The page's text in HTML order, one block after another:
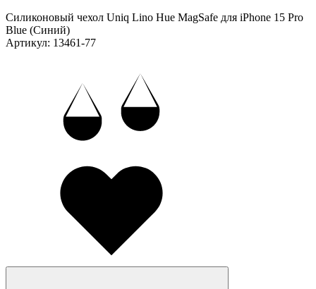
Силиконовый чехол Uniq Lino Hue MagSafe для iPhone 15 Pro
Blue (Синий)
Артикул: 13461-77